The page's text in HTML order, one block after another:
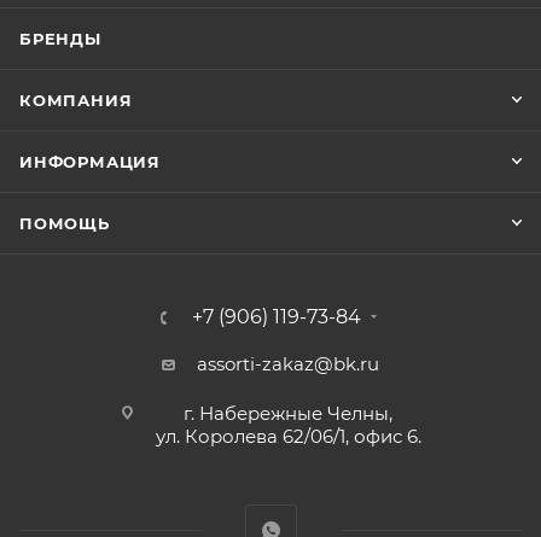
БРЕНДЫ
КОМПАНИЯ
ИНФОРМАЦИЯ
ПОМОЩЬ
+7 (906) 119-73-84
assorti-zakaz@bk.ru
г. Набережные Челны,
ул. Королева 62/06/1, офис 6.